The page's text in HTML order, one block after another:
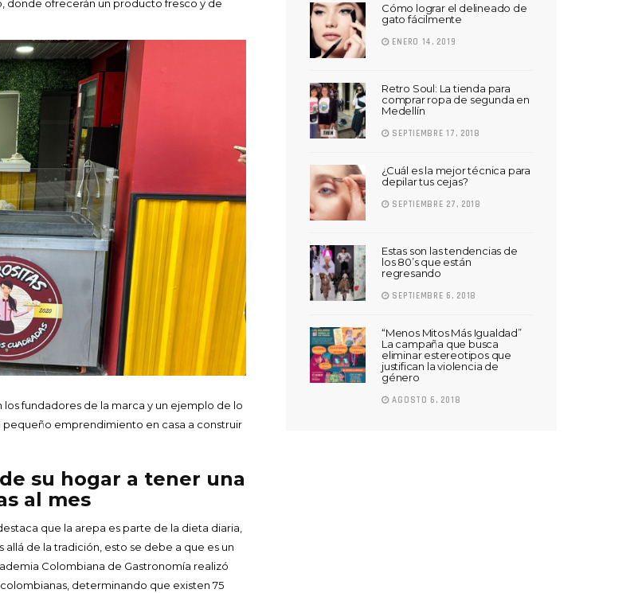
donde ofrecerán un producto fresco y de
fundadores de la marca y un ejemplo de lo
pequeño emprendimiento en casa a construir
su hogar a tener una
al mes
que la arepa es parte de la dieta diaria,
de la tradición, esto se debe a que es un
Colombiana de Gastronomía realizó
determinando que existen 75
Cómo lograr el delineado de
gato fácilmente
ENERO 14, 2019
Retro Soul: La tienda para
comprar ropa de segunda en
Medellín
SEPTIEMBRE 17, 2018
¿Cuál es la mejor técnica para
depilar tus cejas?
SEPTIEMBRE 27, 2018
Estas son las tendencias de
los 80’s que están
regresando
SEPTIEMBRE 6, 2018
“Menos Mitos Más Igualdad”
La campaña que busca
eliminar estereotipos que
justifican la violencia de
género
AGOSTO 6, 2018